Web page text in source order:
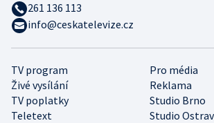
TV program
Pro média
Živé vysílání
Reklama
TV poplatky
Studio Brno
Teletext
Studio
261 136 113
info@ceskatelevize.cz